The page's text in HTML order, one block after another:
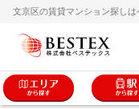
文京区の賃貸マンション探し